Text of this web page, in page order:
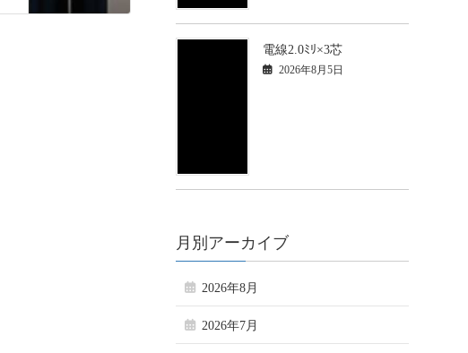
電線2.0ﾐﾘ×3芯
2026年8月5日
月別アーカイブ
2026年8月
2026年7月